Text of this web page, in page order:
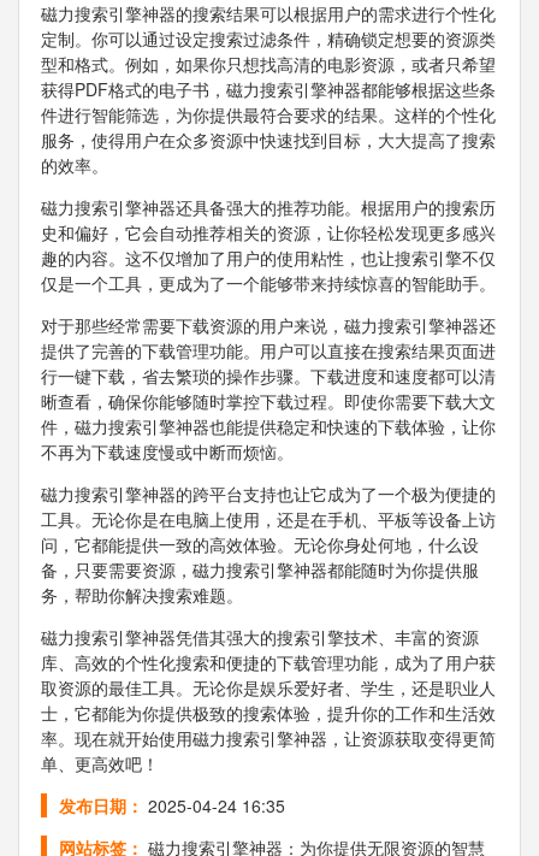
磁力搜索引擎神器的搜索结果可以根据用户的需求进行个性化
定制。你可以通过设定搜索过滤条件，精确锁定想要的资源类
型和格式。例如，如果你只想找高清的电影资源，或者只希望
获得PDF格式的电子书，磁力搜索引擎神器都能够根据这些条
件进行智能筛选，为你提供最符合要求的结果。这样的个性化
服务，使得用户在众多资源中快速找到目标，大大提高了搜索
的效率。
磁力搜索引擎神器还具备强大的推荐功能。根据用户的搜索历
史和偏好，它会自动推荐相关的资源，让你轻松发现更多感兴
趣的内容。这不仅增加了用户的使用粘性，也让搜索引擎不仅
仅是一个工具，更成为了一个能够带来持续惊喜的智能助手。
对于那些经常需要下载资源的用户来说，磁力搜索引擎神器还
提供了完善的下载管理功能。用户可以直接在搜索结果页面进
行一键下载，省去繁琐的操作步骤。下载进度和速度都可以清
晰查看，确保你能够随时掌控下载过程。即使你需要下载大文
件，磁力搜索引擎神器也能提供稳定和快速的下载体验，让你
不再为下载速度慢或中断而烦恼。
磁力搜索引擎神器的跨平台支持也让它成为了一个极为便捷的
工具。无论你是在电脑上使用，还是在手机、平板等设备上访
问，它都能提供一致的高效体验。无论你身处何地，什么设
备，只要需要资源，磁力搜索引擎神器都能随时为你提供服
务，帮助你解决搜索难题。
磁力搜索引擎神器凭借其强大的搜索引擎技术、丰富的资源
库、高效的个性化搜索和便捷的下载管理功能，成为了用户获
取资源的最佳工具。无论你是娱乐爱好者、学生，还是职业人
士，它都能为你提供极致的搜索体验，提升你的工作和生活效
率。现在就开始使用磁力搜索引擎神器，让资源获取变得更简
单、更高效吧！
发布日期： 2025-04-24 16:35
网站标签： 磁力搜索引擎神器：为你提供无限资源的智慧